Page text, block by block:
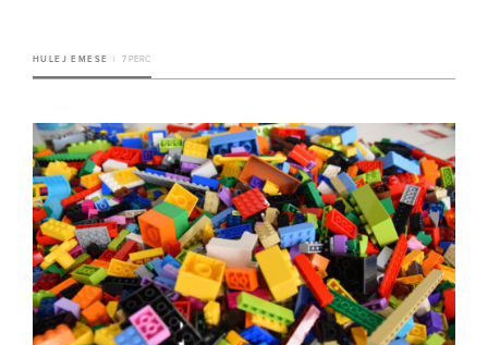
HULEJ EMESE 7 PERC